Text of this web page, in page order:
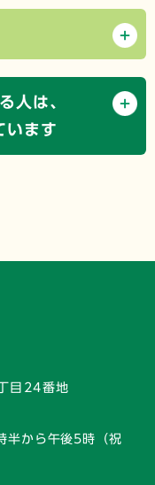
人は、
います
目24番地
半から午後5時 （祝